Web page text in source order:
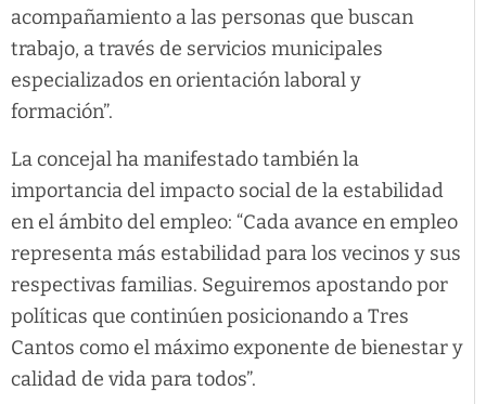
acompañamiento a las personas que buscan
trabajo, a través de servicios municipales
especializados en orientación laboral y
formación”.​​
La concejal ha manifestado también la
importancia del impacto social de la estabilidad
en el ámbito del empleo: “Cada avance en empleo
representa más estabilidad para los vecinos y sus
respectivas familias. Seguiremos apostando por
políticas que continúen posicionando a Tres
Cantos como el máximo exponente de bienestar y
calidad de vida para todos”.